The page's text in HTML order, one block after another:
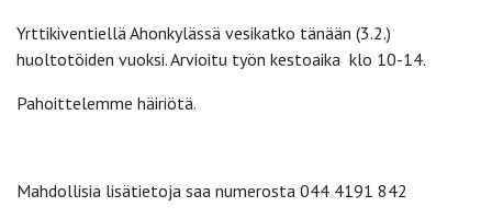
Yrttikiventiellä Ahonkylässä vesikatko tänään (3.2.)
huoltotöiden vuoksi. Arvioitu työn kestoaika klo 10-14.
Pahoittelemme häiriötä.
Mahdollisia lisätietoja saa numerosta 044 4191 842